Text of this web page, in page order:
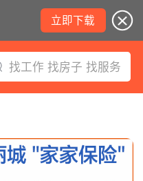
立即下载
找工作 找房子 找服务